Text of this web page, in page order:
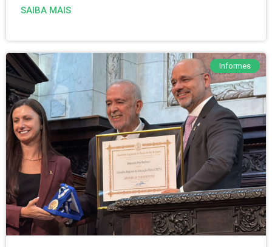
SAIBA MAIS
Informes